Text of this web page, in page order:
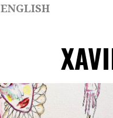
ENGLISH